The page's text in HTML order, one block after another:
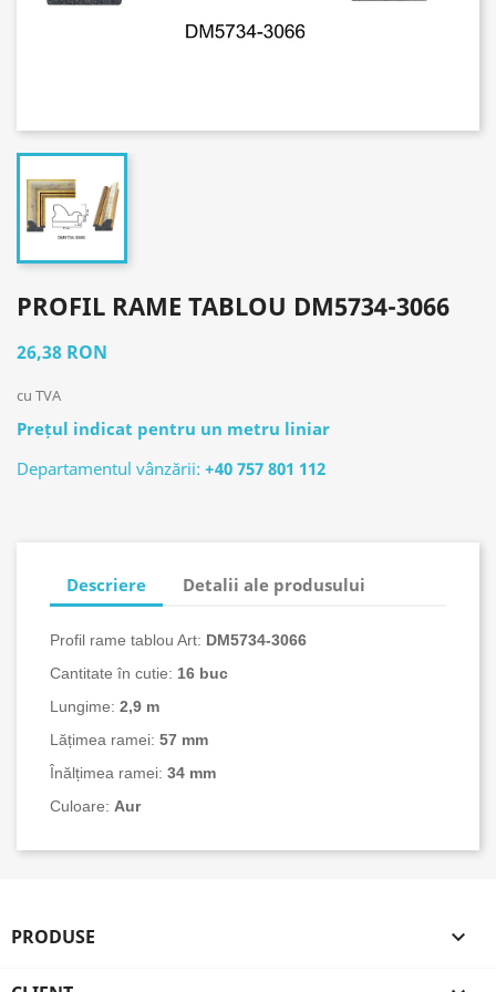
PROFIL RAME TABLOU DM5734-3066
26,38 RON
cu TVA
Prețul indicat pentru un metru liniar
Departamentul vânzării: +40 757 801 112
Descriere Detalii ale produsului
Profil rame tablou Art: DM5734-3066
Cantitate în cutie: 16 buc
Lungime: 2,9 m
Lățimea ramei: 57 mm
Înălțimea ramei: 34 mm
Culoare: Aur
PRODUSE 